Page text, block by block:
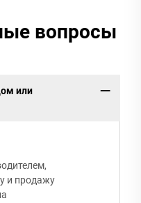
вопросы
или
и продажу